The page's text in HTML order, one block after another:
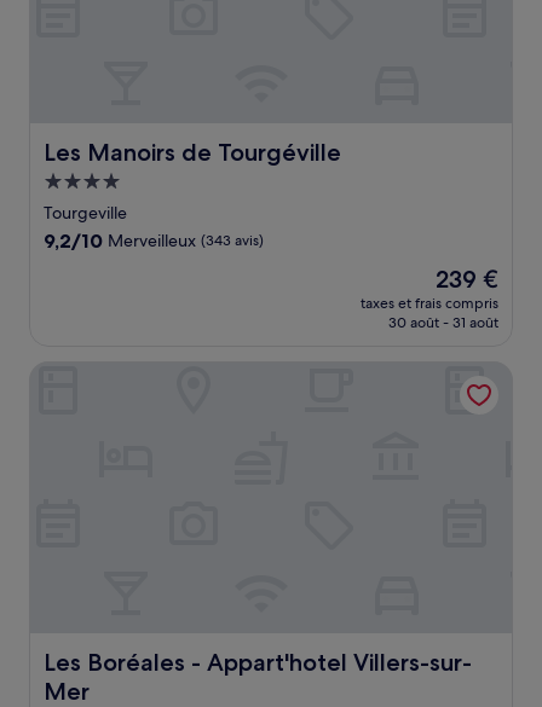
Les Manoirs de Tourgéville
Les Manoirs de Tourgéville
Hébergement
4.0 étoiles
Tourgeville
9.2
9,2/10 Merveilleux (343 avis)
Le
nouveau
prix
de
239 €
239 €
taxes et frais compris
30 août - 31 août
Les Boréales - Appart'hotel Villers-sur-
Mer
Les Boréales - Appart'hotel Villers-sur-Mer